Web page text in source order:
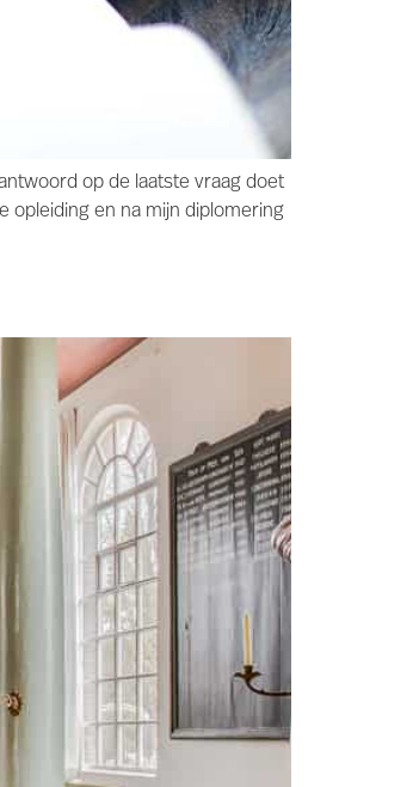
op de laatste vraag doet
opleiding en na mijn diplomering